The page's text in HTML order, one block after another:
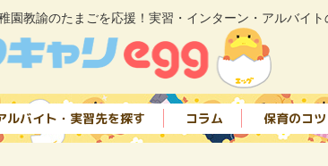
園教諭のたまごを応援！実習・インターン・アルバイト
ルバイト・実習先を探す コラム 保育のコツ